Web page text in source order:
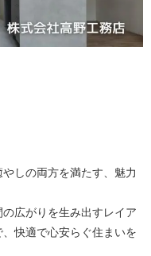
しの両方を満たす、魅力
広がりを生み出すレイア
快適で心安らぐ住まいを